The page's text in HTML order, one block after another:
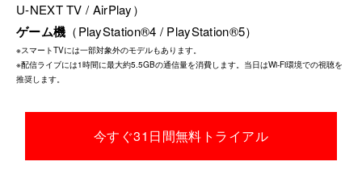
U-NEXT TV / AirPlay）
ゲーム機 （PlayStation®4 / PlayStation®5）
※スマートTVには一部対象外のモデルもあります。
※配信ライブには1時間に最大約5.5GBの通信量を消費します。当日はWi-Fi環境での視聴を
推奨します。
今すぐ31日間無料トライアル